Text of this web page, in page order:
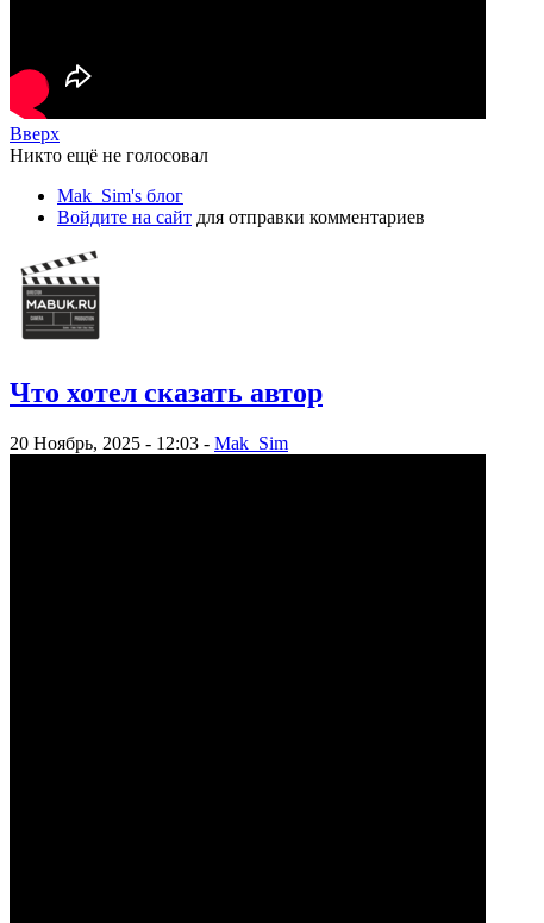
Вверх
Никто ещё не голосовал
Mak_Sim's блог
Войдите на сайт для отправки комментариев
Что хотел сказать автор
20 Ноябрь, 2025 - 12:03 - Mak_Sim